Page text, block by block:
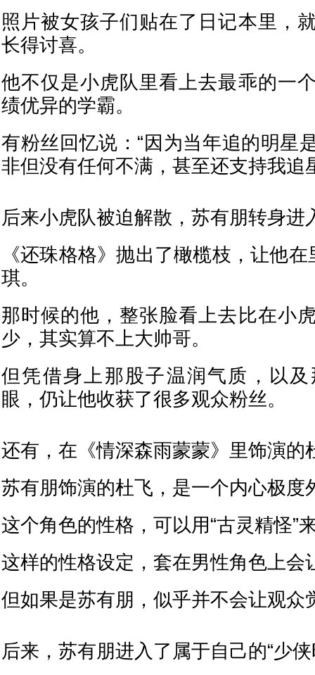
照片被女孩子们贴在了日记本里，
长得讨喜。
他不仅是小虎队里看上去最乖的一
绩优异的学霸。
有粉丝回忆说：“因为当年追的明星
非但没有任何不满，甚至还支持我追
后来小虎队被迫解散，苏有朋转身进
《还珠格格》抛出了橄榄枝，让他在
琪。
那时候的他，整张脸看上去比在小
少，其实算不上大帅哥。
但凭借身上那股子温润气质，以
眼，仍让他收获了很多观众粉丝。
还有，在《情深森雨蒙蒙》里饰演的
苏有朋饰演的杜飞，是一个内心极度
这个角色的性格，可以用“古灵精怪”
这样的性格设定，套在男性角色上会
但如果是苏有朋，似乎并不会让观众
后来，苏有朋进入了属于自己的“少侠